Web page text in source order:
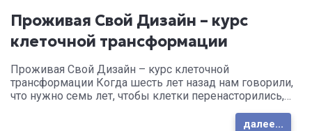
Проживая Свой Дизайн – курс
клеточной трансформации
Проживая Свой Дизайн – курс клеточной
трансформации Когда шесть лет назад нам говорили,
что нужно семь лет, чтобы клетки перенасторились,…
далее...